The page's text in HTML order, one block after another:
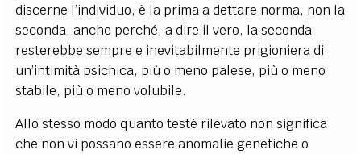
discerne l’individuo, è la prima a dettare norma, non la
seconda, anche perché, a dire il vero, la seconda
resterebbe sempre e inevitabilmente prigioniera di
un’intimità psichica, più o meno palese, più o meno
stabile, più o meno volubile.
Allo stesso modo quanto testé rilevato non significa
che non vi possano essere anomalie genetiche o